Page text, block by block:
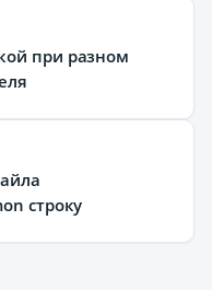
при разном
строку